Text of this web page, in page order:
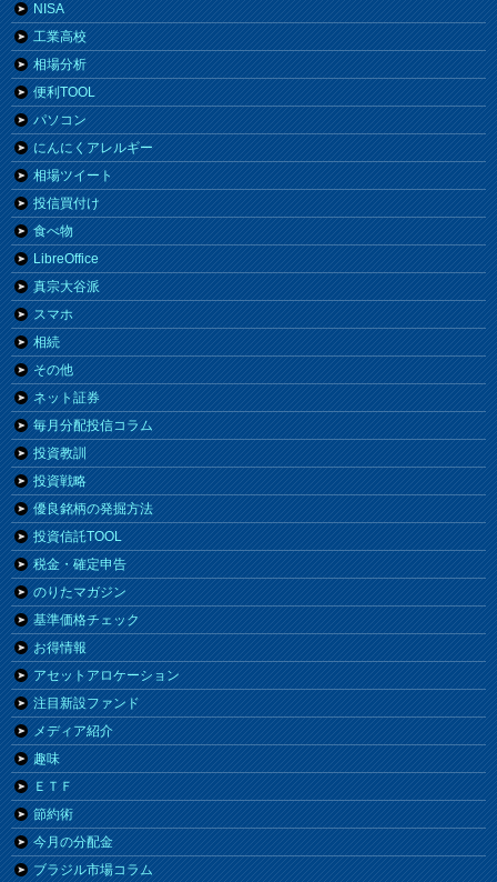
NISA
工業高校
相場分析
便利TOOL
パソコン
にんにくアレルギー
相場ツイート
投信買付け
食べ物
LibreOffice
真宗大谷派
スマホ
相続
その他
ネット証券
毎月分配投信コラム
投資教訓
投資戦略
優良銘柄の発掘方法
投資信託TOOL
税金・確定申告
のりたマガジン
基準価格チェック
お得情報
アセットアロケーション
注目新設ファンド
メディア紹介
趣味
ＥＴＦ
節約術
今月の分配金
ブラジル市場コラム